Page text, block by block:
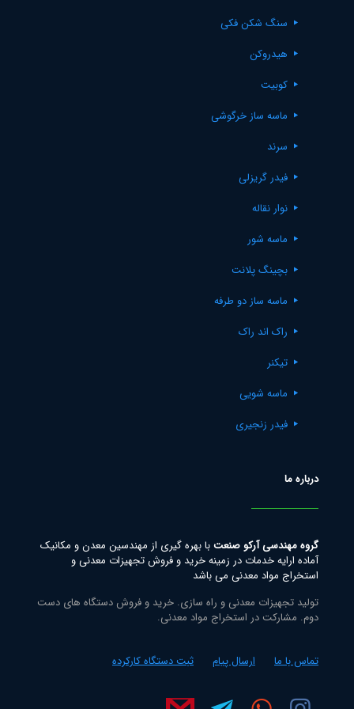
سنگ شکن فکی
هیدروکن
کوبیت
ماسه ساز خرگوشی
سرند
فیدر گریزلی
نوار نقاله
ماسه شور
بچینگ پلانت
ماسه ساز دو طرفه
راک اند راک
تیکنر
ماسه شویی
فیدر زنجیری
درباره ما
گروه مهندسی آرکو صنعتبا بهره گیری از مهندسین معدن و مکانیک
آماده ارایه خدمات در زمینه خرید و فروش تجهیزات معدنی و
استخراج مواد معدنی می باشد
تولید تجهیزات معدنی و راه سازی. خرید و فروش دستگاه های دست
دوم. مشارکت در استخراج مواد معدنی.
تماس با ما ارسال پیام ثبت دستگاه کارکرده